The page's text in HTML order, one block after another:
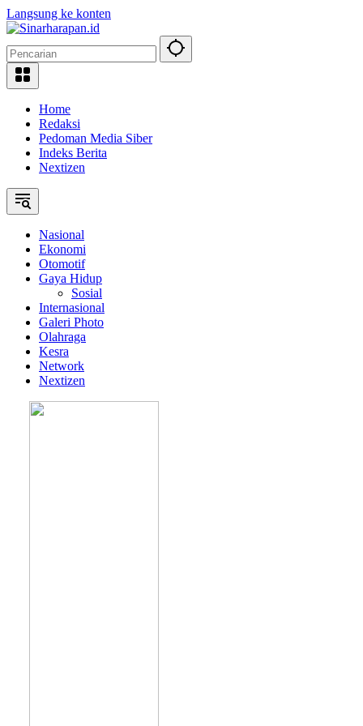
Langsung ke konten
Home
Redaksi
Pedoman Media Siber
Indeks Berita
Nextizen
Nasional
Ekonomi
Otomotif
Gaya Hidup
Sosial
Internasional
Galeri Photo
Olahraga
Kesra
Network
Nextizen